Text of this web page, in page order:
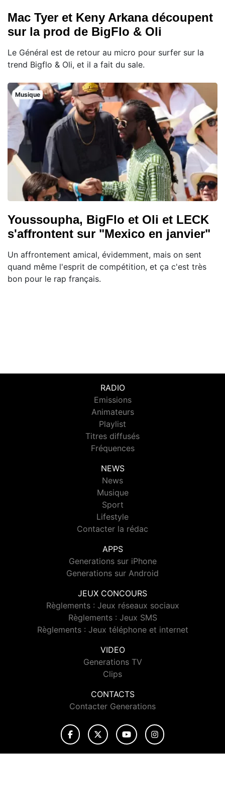
Mac Tyer et Keny Arkana découpent
sur la prod de BigFlo & Oli
Le Général est de retour au micro pour surfer sur la
trend Bigflo & Oli, et il a fait du sale.
Musique
Youssoupha, BigFlo et Oli et LECK
s'affrontent sur "Mexico en janvier"
Un affrontement amical, évidemment, mais on sent
quand même l'esprit de compétition, et ça c'est très
bon pour le rap français.
RADIO
Emissions
Animateurs
Playlist
Titres diffusés
Fréquences
NEWS
News
Musique
Sport
Lifestyle
Contacter la rédac
APPS
Generations sur iPhone
Generations sur Android
JEUX CONCOURS
Règlements : Jeux réseaux sociaux
Règlements : Jeux SMS
Règlements : Jeux téléphone et internet
VIDEO
Generations TV
Clips
CONTACTS
Contacter Generations